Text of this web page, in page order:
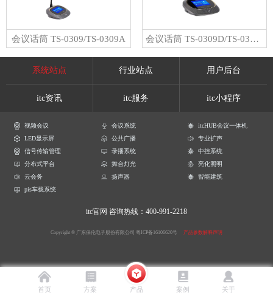
会议话筒 TS-0309/TS-0309A 会议话筒 TS-0309D/TS-0309DA
系统站点 行业站点 用户后台
itc资讯 itc服务 itc小程序
视频会议 会议系统
itcHUB会议一体机
LED显示屏
公共广播
专业扩声
信号传输管理
录播系统
中控系统
分布式平台
舞台灯光
亮化照明
云会务
扬声器
智能建筑
pis车载系统
itc官网 咨询热线：400-991-2218
Copyright © 广东保伦电子股份有限公司 粤ICP备16106620号 产品参数解释声明
首页 方案 产品 案例 关于